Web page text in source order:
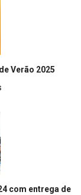
Verão 2025
com entrega de